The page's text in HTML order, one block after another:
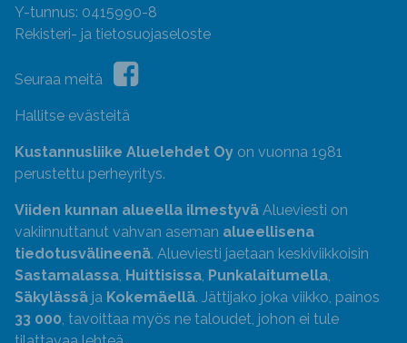
Y-tunnus: 0415990-8
Rekisteri- ja tietosuojaseloste
Seuraa meitä
Hallitse evästeitä
Kustannusliike Aluelehdet Oy on vuonna 1981
perustettu perheyritys.
Viiden kunnan alueella ilmestyvä Alueviesti on
vakiinnuttanut vahvan aseman alueellisena
tiedotusvälineenä. Alueviesti jaetaan keskiviikkoisin
Sastamalassa, Huittisissa, Punkalaitumella,
Säkylässä ja Kokemäellä. Jättijako joka viikko, painos
33 000, tavoittaa myös ne taloudet, johon ei tule